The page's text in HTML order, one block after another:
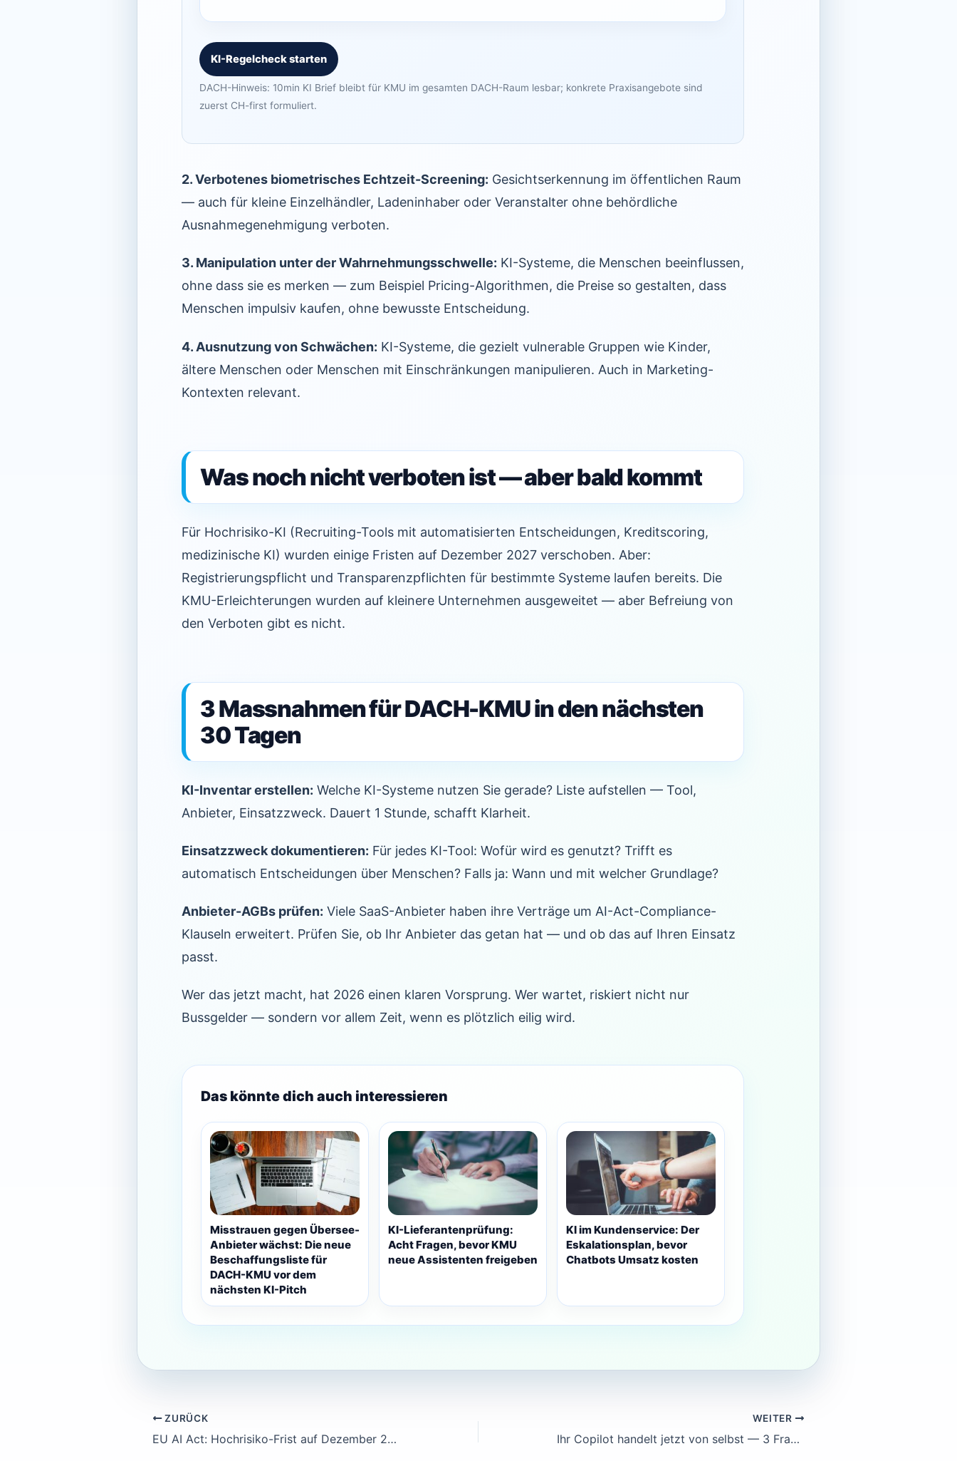
KI-Regelcheck starten
DACH-Hinweis: 10min KI Brief bleibt für KMU im gesamten DACH-Raum lesbar; konkrete Praxisangebote sind
zuerst CH-first formuliert.
2. Verbotenes biometrisches Echtzeit-Screening: Gesichtserkennung im öffentlichen Raum
— auch für kleine Einzelhändler, Ladeninhaber oder Veranstalter ohne behördliche
Ausnahmegenehmigung verboten.
3. Manipulation unter der Wahrnehmungsschwelle: KI-Systeme, die Menschen beeinflussen,
ohne dass sie es merken — zum Beispiel Pricing-Algorithmen, die Preise so gestalten, dass
Menschen impulsiv kaufen, ohne bewusste Entscheidung.
4. Ausnutzung von Schwächen: KI-Systeme, die gezielt vulnerable Gruppen wie Kinder,
ältere Menschen oder Menschen mit Einschränkungen manipulieren. Auch in Marketing-
Kontexten relevant.
Was noch nicht verboten ist — aber bald kommt
Für Hochrisiko-KI (Recruiting-Tools mit automatisierten Entscheidungen, Kreditscoring,
medizinische KI) wurden einige Fristen auf Dezember 2027 verschoben. Aber:
Registrierungspflicht und Transparenzpflichten für bestimmte Systeme laufen bereits. Die
KMU-Erleichterungen wurden auf kleinere Unternehmen ausgeweitet — aber Befreiung von
den Verboten gibt es nicht.
3 Massnahmen für DACH-KMU in den nächsten
30 Tagen
KI-Inventar erstellen: Welche KI-Systeme nutzen Sie gerade? Liste aufstellen — Tool,
Anbieter, Einsatzzweck. Dauert 1 Stunde, schafft Klarheit.
Einsatzzweck dokumentieren: Für jedes KI-Tool: Wofür wird es genutzt? Trifft es
automatisch Entscheidungen über Menschen? Falls ja: Wann und mit welcher Grundlage?
Anbieter-AGBs prüfen: Viele SaaS-Anbieter haben ihre Verträge um AI-Act-Compliance-
Klauseln erweitert. Prüfen Sie, ob Ihr Anbieter das getan hat — und ob das auf Ihren Einsatz
passt.
Wer das jetzt macht, hat 2026 einen klaren Vorsprung. Wer wartet, riskiert nicht nur
Bussgelder — sondern vor allem Zeit, wenn es plötzlich eilig wird.
Das könnte dich auch interessieren
Misstrauen gegen Übersee-
Anbieter wächst: Die neue
Beschaffungsliste für
DACH-KMU vor dem
nächsten KI-Pitch
KI-Lieferantenprüfung:
Acht Fragen, bevor KMU
neue Assistenten freigeben
KI im Kundenservice: Der
Eskalationsplan, bevor
Chatbots Umsatz kosten
ZURÜCK
EU AI Act: Hochrisiko-Frist auf Dezember 2027 verschoben — was trotzdem ab August gilt
WEITER
Ihr Copilot handelt jetzt von selbst — 3 Fragen, die DACH-KMU-Entscheider diese Woche beantworten müssen